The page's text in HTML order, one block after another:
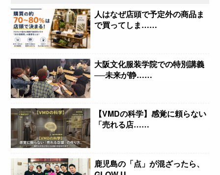
人はなぜ店頭で予定外の商品ま
で買ってしま……
大阪文化服装学院での特別講義
──未来が静……
【VMDの科学】感覚に頼らない
「売れる店……
鹿児島の「点」が混ざったら、